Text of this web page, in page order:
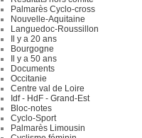
Palmarès Cyclo-cross
Nouvelle-Aquitaine
Languedoc-Roussillon
Il y a 20 ans
Bourgogne
Il y a 50 ans
Documents
Occitanie
Centre val de Loire
Idf - HdF - Grand-Est
Bloc-notes
Cyclo-Sport
Palmarès Limousin